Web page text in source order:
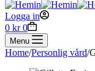
Logga in
Shopping
cart
0 kr 0
Menu
Home/Personlig vård/